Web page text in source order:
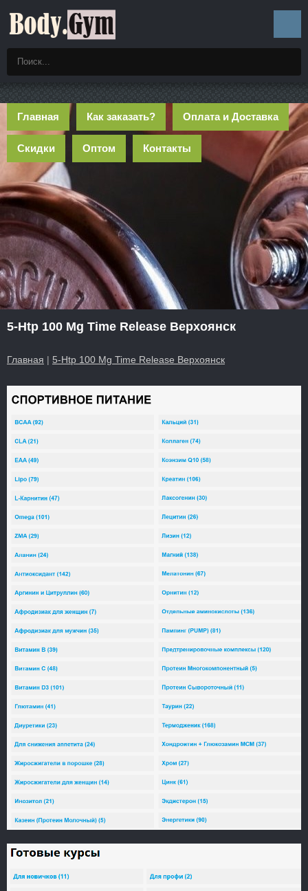
Главная Как заказать? Оплата и Доставка
Скидки Оптом Контакты
5-Htp 100 Mg Time Release Верхоянск
Главная | 5-Htp 100 Mg Time Release Верхоянск